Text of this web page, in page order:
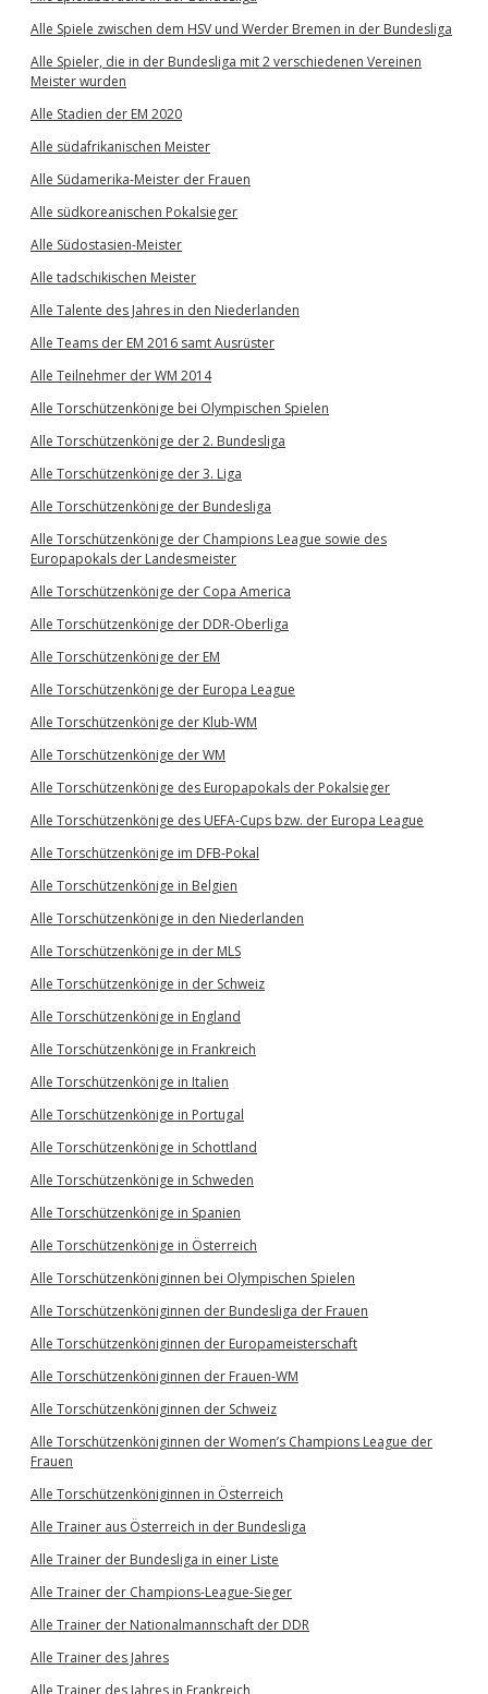
Alle Spiele zwischen dem HSV und Werder Bremen in der Bundesliga
Alle Spieler, die in der Bundesliga mit 2 verschiedenen Vereinen
Meister wurden
Alle Stadien der EM 2020
Alle südafrikanischen Meister
Alle Südamerika-Meister der Frauen
Alle südkoreanischen Pokalsieger
Alle Südostasien-Meister
Alle tadschikischen Meister
Alle Talente des Jahres in den Niederlanden
Alle Teams der EM 2016 samt Ausrüster
Alle Teilnehmer der WM 2014
Alle Torschützenkönige bei Olympischen Spielen
Alle Torschützenkönige der 2. Bundesliga
Alle Torschützenkönige der 3. Liga
Alle Torschützenkönige der Bundesliga
Alle Torschützenkönige der Champions League sowie des
Europapokals der Landesmeister
Alle Torschützenkönige der Copa America
Alle Torschützenkönige der DDR-Oberliga
Alle Torschützenkönige der EM
Alle Torschützenkönige der Europa League
Alle Torschützenkönige der Klub-WM
Alle Torschützenkönige der WM
Alle Torschützenkönige des Europapokals der Pokalsieger
Alle Torschützenkönige des UEFA-Cups bzw. der Europa League
Alle Torschützenkönige im DFB-Pokal
Alle Torschützenkönige in Belgien
Alle Torschützenkönige in den Niederlanden
Alle Torschützenkönige in der MLS
Alle Torschützenkönige in der Schweiz
Alle Torschützenkönige in England
Alle Torschützenkönige in Frankreich
Alle Torschützenkönige in Italien
Alle Torschützenkönige in Portugal
Alle Torschützenkönige in Schottland
Alle Torschützenkönige in Schweden
Alle Torschützenkönige in Spanien
Alle Torschützenkönige in Österreich
Alle Torschützenköniginnen bei Olympischen Spielen
Alle Torschützenköniginnen der Bundesliga der Frauen
Alle Torschützenköniginnen der Europameisterschaft
Alle Torschützenköniginnen der Frauen-WM
Alle Torschützenköniginnen der Schweiz
Alle Torschützenköniginnen der Women’s Champions League der
Frauen
Alle Torschützenköniginnen in Österreich
Alle Trainer aus Österreich in der Bundesliga
Alle Trainer der Bundesliga in einer Liste
Alle Trainer der Champions-League-Sieger
Alle Trainer der Nationalmannschaft der DDR
Alle Trainer des Jahres
Alle Trainer des Jahres in Frankreich